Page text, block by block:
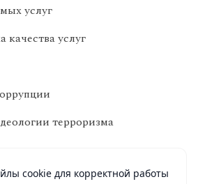
услуг
качества услуг
терроризма
cookie для корректной работы